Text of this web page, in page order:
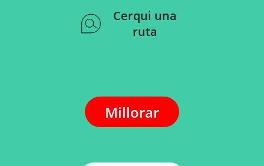
Cerqui una
ruta
Millorar